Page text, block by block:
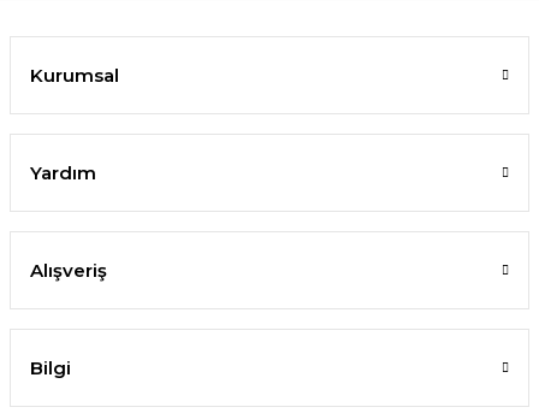
Kurumsal
Yardım
Alışveriş
Bilgi